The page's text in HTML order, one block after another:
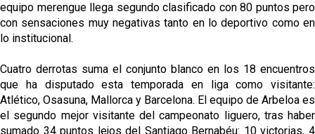
equipo merengue llega segundo clasificado con 80 puntos pero
con sensaciones muy negativas tanto en lo deportivo como en
lo institucional.
Cuatro derrotas suma el conjunto blanco en los 18 encuentros
que ha disputado esta temporada en liga como visitante:
Atlético, Osasuna, Mallorca y Barcelona. El equipo de Arbeloa es
el segundo mejor visitante del campeonato liguero, tras haber
sumado 34 puntos lejos del Santiago Bernabéu: 10 victorias, 4